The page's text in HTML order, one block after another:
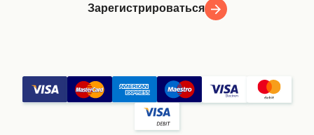
Зарегистрироваться